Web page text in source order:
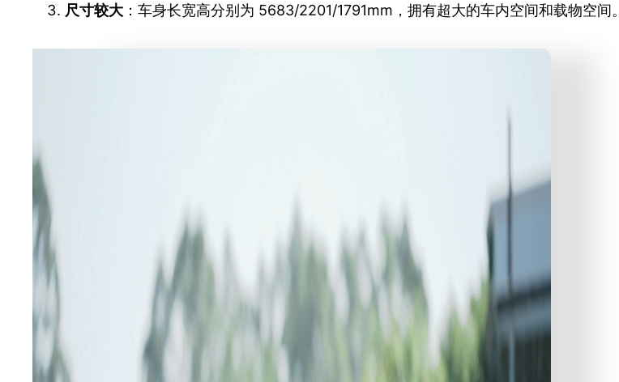
尺寸较大 ：车身长宽高分别为 5683/2201/1791mm，拥有超大的车内空间和载物空间。